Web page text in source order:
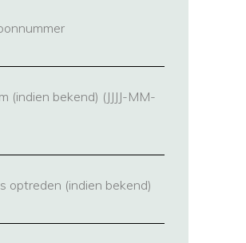
(vereist)
(indien bekend) (JJJJ-MM-
optreden (indien bekend)